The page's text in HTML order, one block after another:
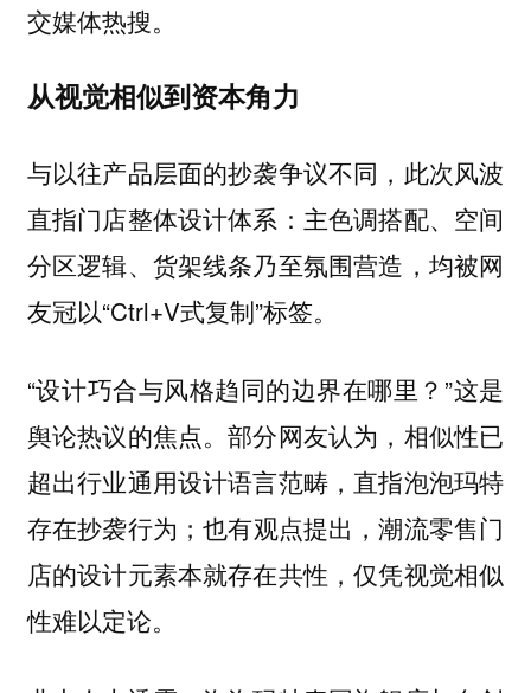
交媒体热搜。
从视觉相似到资本角力
与以往产品层面的抄袭争议不同，此次风波
直指门店整体设计体系：主色调搭配、空间
分区逻辑、货架线条乃至氛围营造，均被网
友冠以“Ctrl+V式复制”标签。
“设计巧合与风格趋同的边界在哪里？”这是
舆论热议的焦点。部分网友认为，相似性已
超出行业通用设计语言范畴，直指泡泡玛特
存在抄袭行为；也有观点提出，潮流零售门
店的设计元素本就存在共性，仅凭视觉相似
性难以定论。